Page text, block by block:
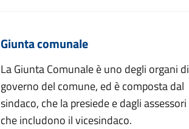
Giunta comunale
La Giunta Comunale è uno degli organi di
governo del comune, ed è composta dal
sindaco, che la presiede e dagli assessori
che includono il vicesindaco.